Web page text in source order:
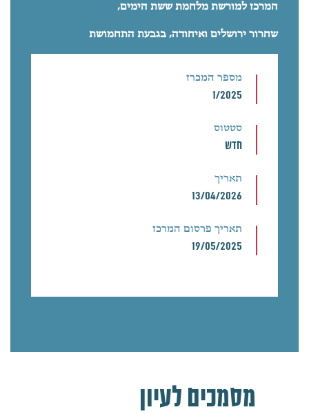
המרכז למורשת מלחמת ששת הימים,
שחרור ירושלים ואיחודה, בגבעת התחמושת
מספר המכרז
1/2025
סטטוס
חדש
תאריך
13/04/2026
תאריך פרסום המרכז
19/05/2025
מסמכים לעיון